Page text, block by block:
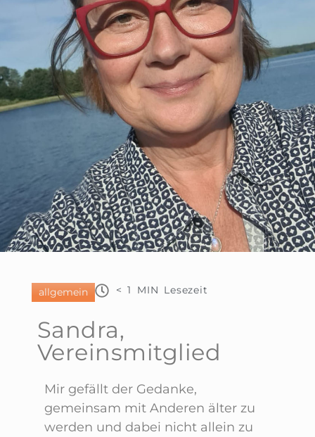
allgemein < 1 MIN Lesezeit
Sandra,
Vereinsmitglied
Mir gefällt der Gedanke,
gemeinsam mit Anderen älter zu
werden und dabei nicht allein zu